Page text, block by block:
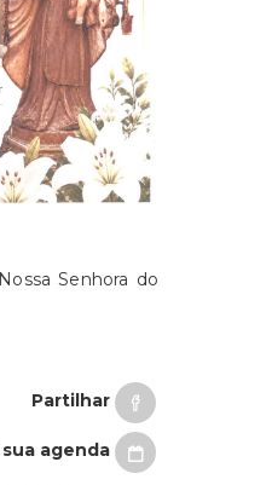
Senhora do
Partilhar
agenda